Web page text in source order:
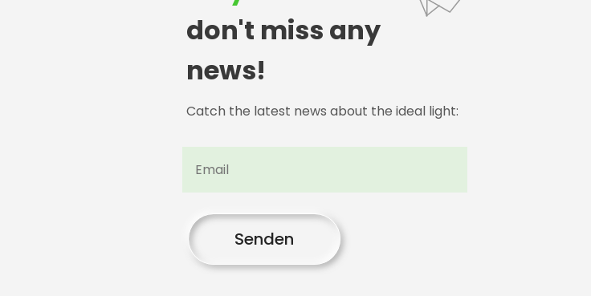
don't miss any
news!
Catch the latest news about the ideal light:
Senden